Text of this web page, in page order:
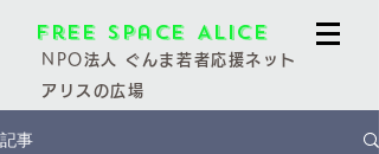
Free Space Alice
NPO法人 ぐんま若者応援ネット
アリスの広場
記事